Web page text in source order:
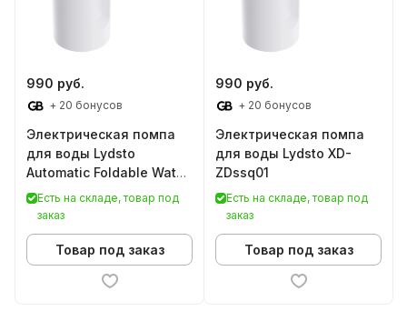
990 руб.
+ 20 бонусов
Электрическая помпа
для воды Lydsto
Automatic Foldable Water
Supply Youth Edition
Есть на складе, товар под
заказ
Товар под заказ
990 руб.
+ 20 бонусов
Электрическая помпа
для воды Lydsto XD-
ZDssq01
Есть на складе, товар под
заказ
Товар под заказ